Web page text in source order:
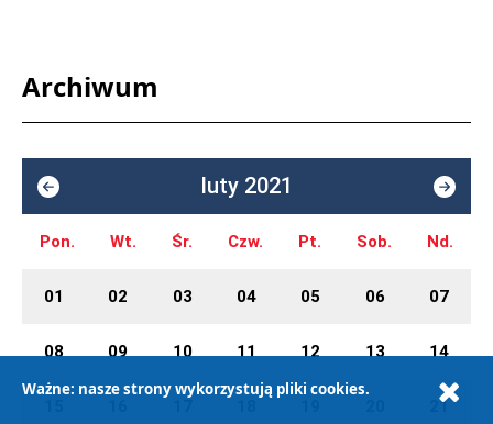
Archiwum
luty 2021
Pon. Wt. Śr. Czw. Pt. Sob. Nd.
01 02 03 04 05 06 07
08 09 10 11 12 13 14
21
Ważne: nasze strony wykorzystują pliki cookies.